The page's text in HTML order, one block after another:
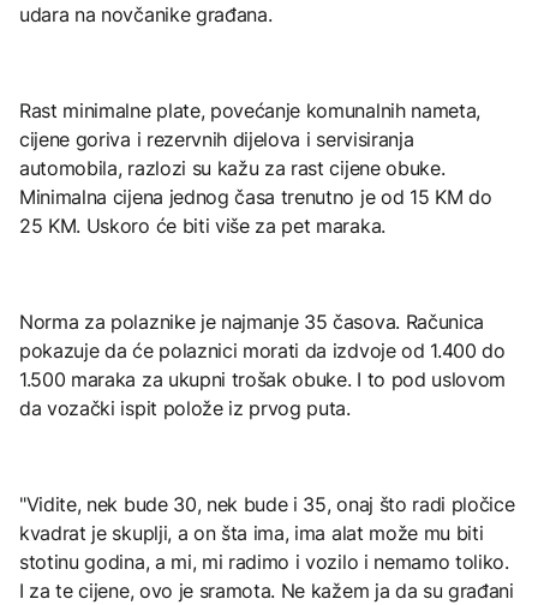
udara na novčanike građana.
Rast minimalne plate, povećanje komunalnih nameta,
cijene goriva i rezervnih dijelova i servisiranja
automobila, razlozi su kažu za rast cijene obuke.
Minimalna cijena jednog časa trenutno je od 15 KM do
25 KM. Uskoro će biti više za pet maraka.
Norma za polaznike je najmanje 35 časova. Računica
pokazuje da će polaznici morati da izdvoje od 1.400 do
1.500 maraka za ukupni trošak obuke. I to pod uslovom
da vozački ispit polože iz prvog puta.
"Vidite, nek bude 30, nek bude i 35, onaj što radi pločice
kvadrat je skuplji, a on šta ima, ima alat može mu biti
stotinu godina, a mi, mi radimo i vozilo i nemamo toliko.
I za te cijene, ovo je sramota. Ne kažem ja da su građani